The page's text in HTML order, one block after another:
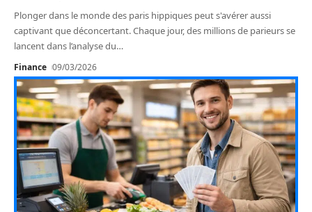
Plonger dans le monde des paris hippiques peut s'avérer aussi
captivant que déconcertant. Chaque jour, des millions de parieurs se
lancent dans l’analyse du…
Finance 09/03/2026